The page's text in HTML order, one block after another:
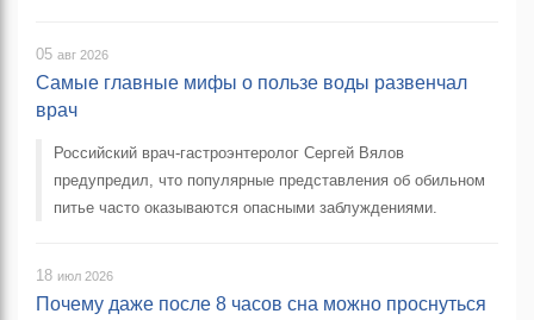
05 авг 2026
Самые главные мифы о пользе воды развенчал
врач
Российский врач-гастроэнтеролог Сергей Вялов
предупредил, что популярные представления об обильном
питье часто оказываются опасными заблуждениями.
18 июл 2026
Почему даже после 8 часов сна можно проснуться